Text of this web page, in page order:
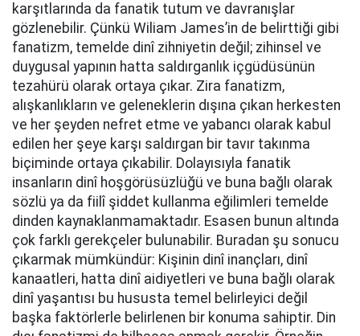
karşıtlarında da fanatik tutum ve davranışlar
gözlenebilir. Çünkü Wiliam James’in de belirttiği gibi
fanatizm, temelde dinî zihniyetin değil; zihinsel ve
duygusal yapının hatta saldırganlık içgüdüsünün
tezahürü olarak ortaya çıkar. Zira fanatizm,
alışkanlıkların ve geleneklerin dışına çıkan herkesten
ve her şeyden nefret etme ve yabancı olarak kabul
edilen her şeye karşı saldırgan bir tavır takınma
biçiminde ortaya çıkabilir. Dolayısıyla fanatik
insanların dinî hoşgörüsüzlüğü ve buna bağlı olarak
sözlü ya da fiilî şiddet kullanma eğilimleri temelde
dinden kaynaklanmamaktadır. Esasen bunun altında
çok farklı gerekçeler bulunabilir. Buradan şu sonucu
çıkarmak mümkündür: Kişinin dinî inançları, dinî
kanaatleri, hatta dinî aidiyetleri ve buna bağlı olarak
dinî yaşantısı bu hususta temel belirleyici değil
başka faktörlerle belirlenen bir konuma sahiptir. Din